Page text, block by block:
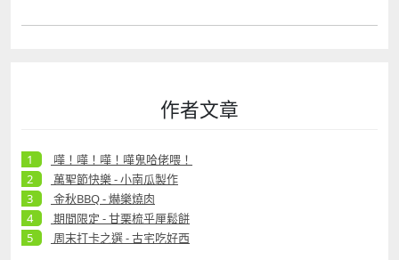
作者文章
嘩！嘩！嘩！嘩鬼哈佬喂！
萬聖節快樂 - 小南瓜製作
金秋BBQ - 爀樂燒肉
期間限定 - 甘栗梳乎厘鬆餅
周末打卡之選 - 古宅吃好西